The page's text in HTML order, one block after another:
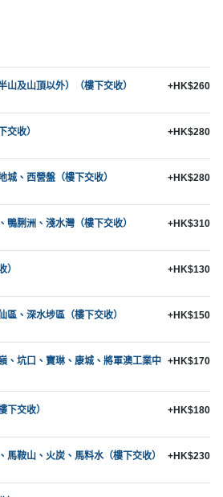
山及山頂以外）（樓下交收） +HK$260
交收） +HK$280
城、西營盤（樓下交收） +HK$280
鴨脷洲、淺水灣（樓下交收） +HK$310
） +HK$130
區、深水埗區（樓下交收） +HK$150
、坑口、寶琳、康城、將軍澳工業中 +HK$170
下交收） +HK$180
馬鞍山、火炭、馬料水（樓下交收） +HK$230